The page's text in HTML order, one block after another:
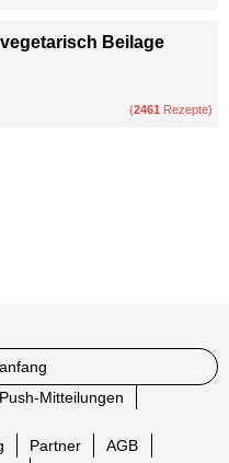
vegetarisch Beilage
(2461 Rezepte)
Push-Mitteilungen
Partner
AGB